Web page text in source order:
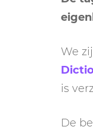
We
is
De